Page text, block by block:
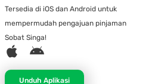
Tersedia di iOS dan Android untuk
mempermudah pengajuan pinjaman
Sobat Singa!
A
p
A
d
Unduh Aplikasi